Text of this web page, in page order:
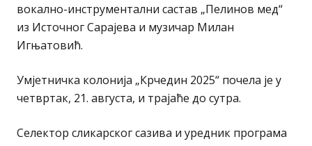
вокално-инструментални састав „Пелинов мед“
из Источног Сарајева и музичар Милан
Игњатовић.
Умјетничка колонија „Крчедин 2025“ почела је у
четвртак, 21. августа, и трајаће до сутра.
Селектор сликарског сазива и уредник програма